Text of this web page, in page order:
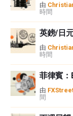
由
時間
英鎊/日
由
時間
菲律賓
由
間